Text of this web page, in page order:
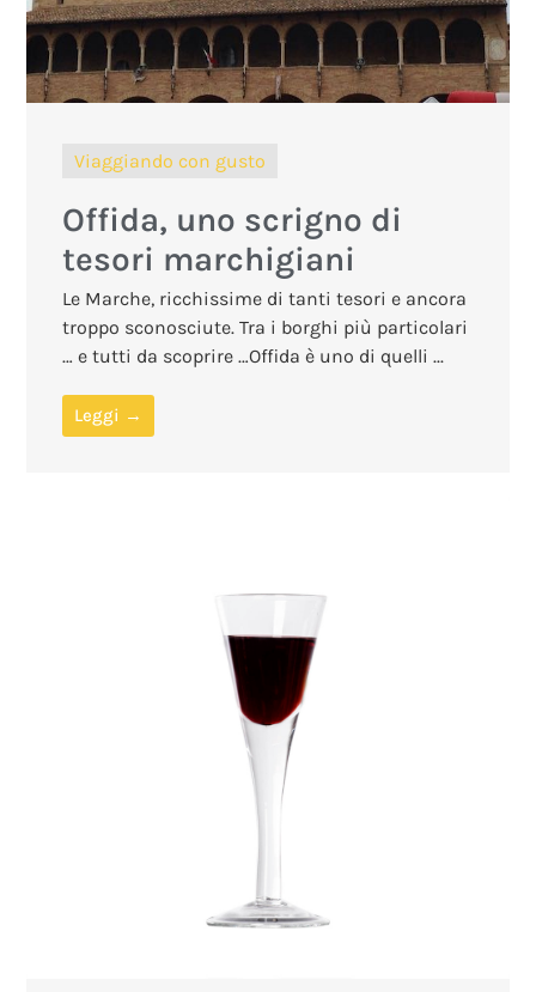
Viaggiando con gusto
Offida, uno scrigno di
tesori marchigiani
Le Marche, ricchissime di tanti tesori e ancora
troppo sconosciute. Tra i borghi più particolari
… e tutti da scoprire …Offida è uno di quelli ...
Leggi →